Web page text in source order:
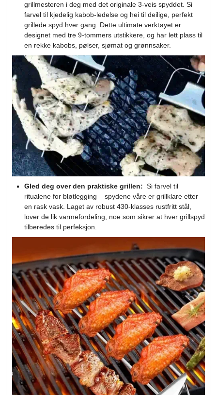
grillmesteren i deg med det originale 3-veis spyddet. Si
farvel til kjedelig kabob-ledelse og hei til deilige, perfekt
grillede spyd hver gang. Dette ultimate verktøyet er
designet med tre 9-tommers utstikkere, og har lett plass til
en rekke kabobs, pølser, sjømat og grønnsaker.
Gled deg over den praktiske grillen: Si farvel til
ritualene for bløtlegging – spydene våre er grillklare etter
en rask vask. Laget av robust 430-klasses rustfritt stål,
lover de lik varmefordeling, noe som sikrer at hver grillspyd
tilberedes til perfeksjon.